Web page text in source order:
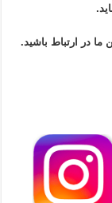
ما در ارتباط باشید.